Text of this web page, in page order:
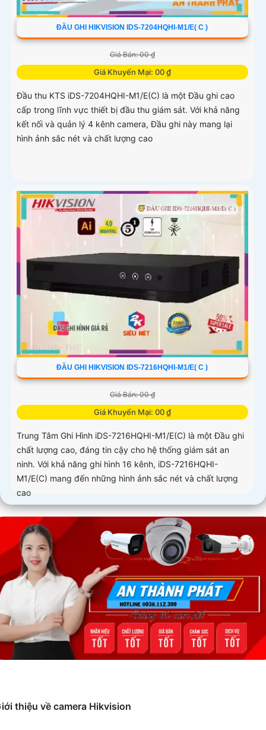
ĐẦU GHI HIKVISION IDS-7204HQHI-M1/E( C )
Giá Bán: 00 ₫
Giá Khuyến Mại: 00 ₫
Đầu thu KTS iDS-7204HQHI-M1/E(C) là một Đầu ghi cao
cấp trong lĩnh vực thiết bị đầu thu giám sát. Với khả năng
kết nối và quản lý 4 kênh camera, Đầu ghi này mang lại
hình ảnh sắc nét và chất lượng cao
ĐẦU GHI HIKVISION IDS-7216HQHI-M1/E( C )
Giá Bán: 00 ₫
Giá Khuyến Mại: 00 ₫
Trung Tâm Ghi Hình iDS-7216HQHI-M1/E(C) là một Đầu ghi
chất lượng cao, đáng tin cậy cho hệ thống giám sát an
ninh. Với khả năng ghi hình 16 kênh, iDS-7216HQHI-
M1/E(C) mang đến những hình ảnh sắc nét và chất lượng
cao
thiệu về camera Hikvision